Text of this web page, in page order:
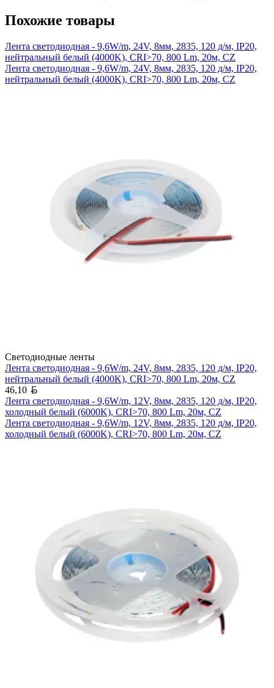
Похожие товары
Лента светодиодная - 9,6W/m, 24V, 8мм, 2835, 120 д/м, IP20,
нейтральный белый (4000K), CRI>70, 800 Lm, 20м, CZ
Лента светодиодная - 9,6W/m, 24V, 8мм, 2835, 120 д/м, IP20,
нейтральный белый (4000K), CRI>70, 800 Lm, 20м, CZ
Светодиодные ленты
Лента светодиодная - 9,6W/m, 24V, 8мм, 2835, 120 д/м, IP20,
нейтральный белый (4000K), CRI>70, 800 Lm, 20м, CZ
46,10
Лента светодиодная - 9,6W/m, 12V, 8мм, 2835, 120 д/м, IP20,
холодный белый (6000K), CRI>70, 800 Lm, 20м, CZ
Лента светодиодная - 9,6W/m, 12V, 8мм, 2835, 120 д/м, IP20,
холодный белый (6000K), CRI>70, 800 Lm, 20м, CZ